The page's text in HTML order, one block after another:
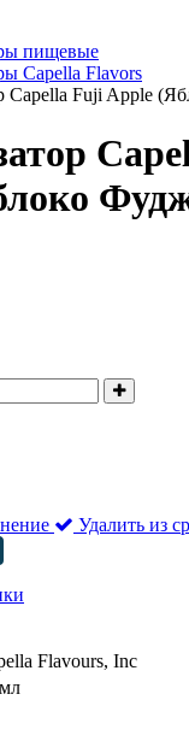
пищевые
Capella Flavors
Capella Fuji Apple
Удалить из
Flavours, Inc